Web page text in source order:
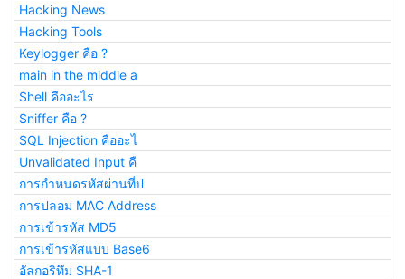
Hacking News
Hacking Tools
Keylogger คือ ?
main in the middle a
Shell คืออะไร
Sniffer คือ ?
SQL Injection คืออะไ
Unvalidated Input คื
การกำหนดรหัสผ่านที่ป
การปลอม MAC Address
การเข้ารหัส MD5
การเข้ารหัสแบบ Base6
อัลกอริทึม SHA-1